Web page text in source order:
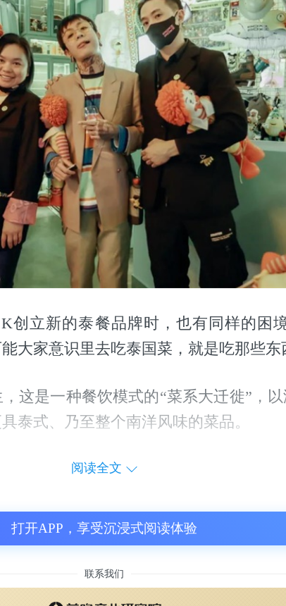
创立新的泰餐品牌时，也有同样的困
大家意识里去吃泰国菜，就是吃那些东
这是一种餐饮模式的“菜系大迁徙”，
泰式、乃至整个南洋风味的菜品。
面源自模式首创者贝贝的生活经历。
。
可能都会去咖啡店。新加坡的咖啡店其
还卖单品，像海南鸡饭、虾面之类的
阅读全文
打开APP，享受沉浸式阅读体验
联系我们